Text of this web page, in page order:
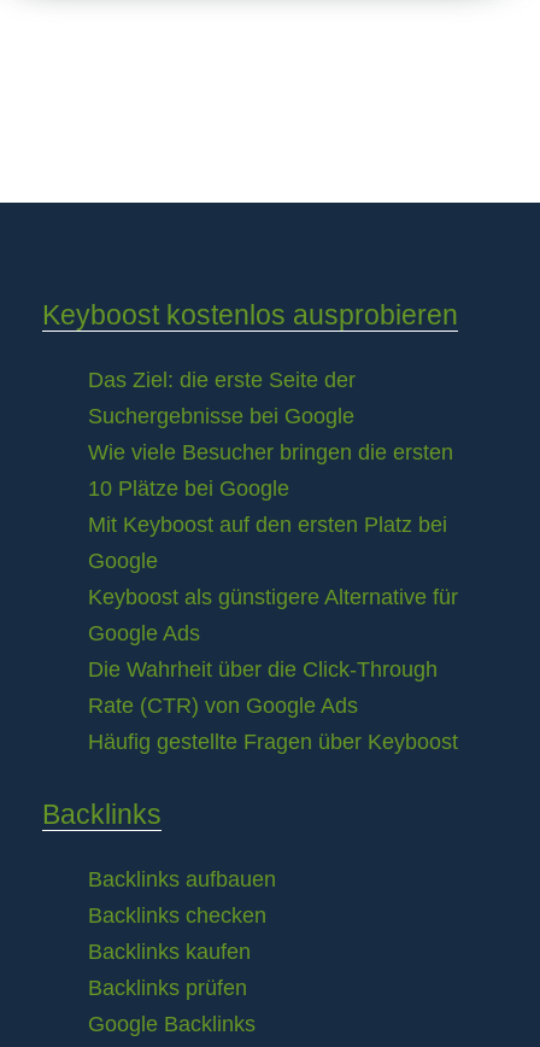
Keyboost kostenlos ausprobieren
Das Ziel: die erste Seite der
Suchergebnisse bei Google
Wie viele Besucher bringen die ersten
10 Plätze bei Google
Mit Keyboost auf den ersten Platz bei
Google
Keyboost als günstigere Alternative für
Google Ads
Die Wahrheit über die Click-Through
Rate (CTR) von Google Ads
Häufig gestellte Fragen über Keyboost
Backlinks
Backlinks aufbauen
Backlinks checken
Backlinks kaufen
Backlinks prüfen
Google Backlinks